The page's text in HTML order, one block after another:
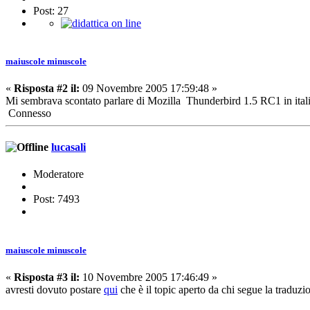
Post: 27
maiuscole minuscole
« Risposta #2 il: 09 Novembre 2005 17:59:48 »
Mi sembrava scontato parlare di Mozilla Thunderbird 1.5 RC1 in
Connesso
lucasali
Moderatore
Post: 7493
maiuscole minuscole
« Risposta #3 il: 10 Novembre 2005 17:46:49 »
avresti dovuto postare qui che è il topic aperto da chi segue la